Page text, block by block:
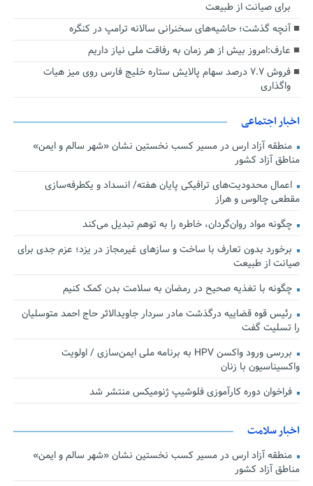
برای صیانت از طبیعت
آنچه گذشت؛ حاشیه‌های سخنرانی سالانه ترامپ در کنگره
عارف:امروز بیش از هر زمان به رفاقت ملی نیاز داریم
فروش ۷.۷ درصد سهام پالایش ستاره خلیج فارس روی میز هیات
واگذاری
اخبار اجتماعی
منطقه آزاد ارس در مسیر کسب نخستین نشان «شهر سالم و ایمن»
مناطق آزاد کشور
اعمال محدودیت‌های ترافیکی پایان هفته/ انسداد و یکطرفه‌سازی
مقطعی چالوس و هراز
چگونه مواد روان‌گردان، خاطره را به توهم تبدیل می‌کند
برخورد بدون تعارف با ساخت‌ و سازهای غیرمجاز در یزد؛ عزم جدی برای
صیانت از طبیعت
چگونه با تغذیه صحیح در رمضان به سلامت بدن کمک کنیم
رئیس قوه قضاییه درگذشت مادر سردار جاویدالاثر حاج احمد متوسلیان
را تسلیت گفت
بررسی ورود واکسن HPV به برنامه ملی ایمن‌سازی / اولویت
واکسیناسیون با زنان
فراخوان دوره کارآموزی فلوشیپ ژنومیکس منتشر شد
اخبار سلامت
منطقه آزاد ارس در مسیر کسب نخستین نشان «شهر سالم و ایمن»
مناطق آزاد کشور